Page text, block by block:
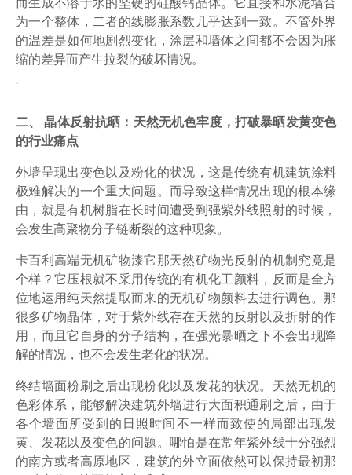
而生成不溶于水的坚硬的硅酸钙晶体。它直接和水泥墙合
为一个整体，二者的线膨胀系数几乎达到一致。不管外界
的温差是如何地剧烈变化，涂层和墙体之间都不会因为胀
缩的差异而产生拉裂的破坏情况。
二、 晶体反射抗晒：天然无机色牢度，打破暴晒发黄变色
的行业痛点
外墙呈现出变色以及粉化的状况，这是传统有机建筑涂料
极难解决的一个重大问题。而导致这样情况出现的根本缘
由，就是有机树脂在长时间遭受到强紫外线照射的时候，
会发生高聚物分子链断裂的这种现象。
卡百利高端无机矿物漆它那天然矿物光反射的机制究竟是
个样？它压根就不采用传统的有机化工颜料，反而是全方
位地运用纯天然提取而来的无机矿物颜料去进行调色。那
很多矿物晶体，对于紫外线存在天然的反射以及折射的作
用，而且它自身的分子结构，在强光暴晒之下不会出现降
解的情况，也不会发生老化的状况。
终结墙面粉刷之后出现粉化以及发花的状况。天然无机的
色彩体系，能够解决建筑外墙进行大面积通刷之后，由于
各个墙面所受到的日照时间不一样而致使的局部出现发
黄、发花以及变色的问题。哪怕是在常年紫外线十分强烈
的南方或者高原地区，建筑的外立面依然可以保持最初那